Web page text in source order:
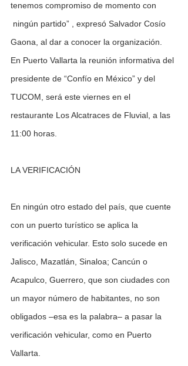
tenemos compromiso de momento con
ningún partido” , expresó Salvador Cosío
Gaona, al dar a conocer la organización.
En Puerto Vallarta la reunión informativa del
presidente de “Confío en México” y del
TUCOM, será este viernes en el
restaurante Los Alcatraces de Fluvial, a las
11:00 horas.
LA VERIFICACIÓN
En ningún otro estado del país, que cuente
con un puerto turístico se aplica la
verificación vehicular. Esto solo sucede en
Jalisco, Mazatlán, Sinaloa; Cancún o
Acapulco, Guerrero, que son ciudades con
un mayor número de habitantes, no son
obligados –esa es la palabra– a pasar la
verificación vehicular, como en Puerto
Vallarta.